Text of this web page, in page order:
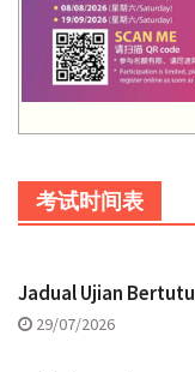
考试时间表
Jadual Ujian
29/07/2026